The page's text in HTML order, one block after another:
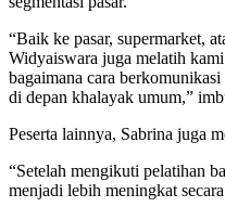
“Baik ke pasar, supermarket,
Widyaiswara juga melatih
bagaimana cara
di depan khalayak umum,”
Peserta lainnya, Sabrina juga
“Setelah mengikuti pelatihan
menjadi lebih meningkat